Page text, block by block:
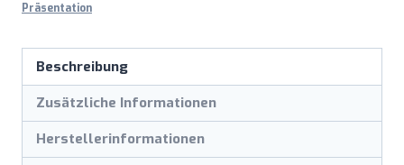
Präsentation
Beschreibung
Zusätzliche Informationen
Herstellerinformationen